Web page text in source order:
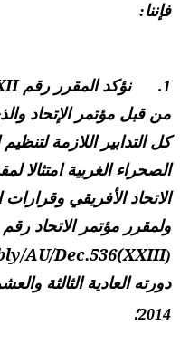
فإننا:
1. نؤكد المقرر رقم
من قبل مؤتمر الإتحاد
كل التدابير اللازمة
الصحراء الغربية امتثالا
الاتحاد الأفريقي
ولمقرر مؤتمر الاتحاد رقم
(
AU/Dec.536(XXIII
دورته العادية الثالثة
2014؛